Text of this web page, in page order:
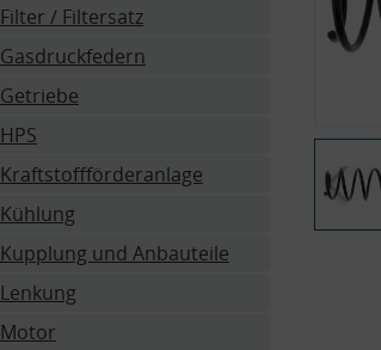
Filter / Filtersatz
Gasdruckfedern
Getriebe
HPS
Kraftstoffförderanlage
Kühlung
Kupplung und Anbauteile
Lenkung
Motor